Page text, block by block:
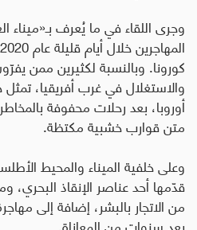
وجرى اللقاء في ما يُعرف
كورونا. وبالنسبة لكثيرين ممن
والاستغلال في غرب أفريقيا، تمثل
أوروبا، بعد رحلات محفوفة
متن قوارب خشبية مكتظة.
وعلى خلفية الميناء والمحيط
قدّمها أحد عناصر الإنقاذ البحري،
من الاتجار بالبشر، إضافة إلى